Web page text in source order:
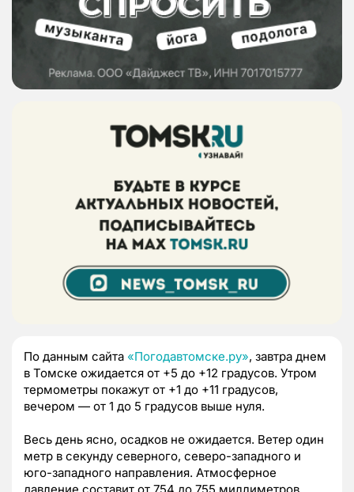
По данным сайта «Погодавтомске.ру», завтра днем
в Томске ожидается от +5 до +12 градусов. Утром
термометры покажут от +1 до +11 градусов,
вечером — от 1 до 5 градусов выше нуля.
Весь день ясно, осадков не ожидается. Ветер один
метр в секунду северного, северо-западного и
юго-западного направления. Атмосферное